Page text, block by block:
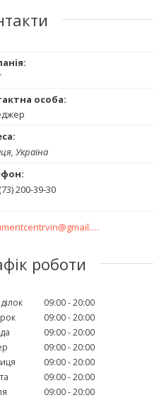
Україна
200-39-30
instrumentcentrvin@gmail.com
роботи
09:00 20:00
09:00 20:00
09:00 20:00
09:00 20:00
09:00 20:00
09:00 20:00
09:00 20:00